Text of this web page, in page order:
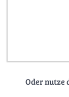
Oder nutze